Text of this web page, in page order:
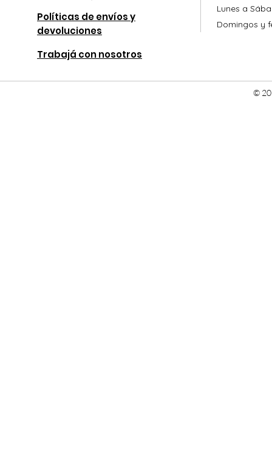
Políticas de envíos y
devoluciones
Trabajá con nosotros
Lunes a
Domingos y
©